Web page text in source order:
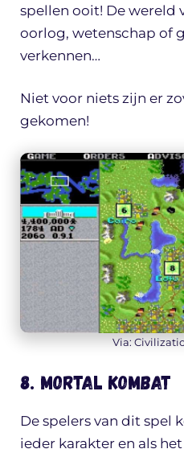
spellen ooit! De wereld
oorlog, wetenschap of
verkennen…
Niet voor niets zijn er
gekomen!
Via:
8. Mortal Kombat
De spelers van dit spel
ieder karakter en als